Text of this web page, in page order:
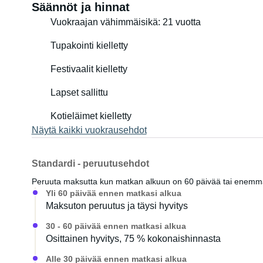
Säännöt ja hinnat
Vuokraajan vähimmäisikä: 21 vuotta
Tupakointi kielletty
Festivaalit kielletty
Lapset sallittu
Kotieläimet kielletty
Näytä kaikki vuokrausehdot
Standardi - peruutusehdot
Peruuta maksutta kun matkan alkuun on 60 päivää tai
Yli 60 päivää ennen matkasi alkua
Maksuton peruutus ja täysi hyvitys
30 - 60 päivää ennen matkasi alkua
Osittainen hyvitys, 75 % kokonaishinnasta
Alle 30 päivää ennen matkasi alkua